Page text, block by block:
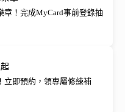
章！完成MyCard事前登錄抽
立即預約，領專屬修練補